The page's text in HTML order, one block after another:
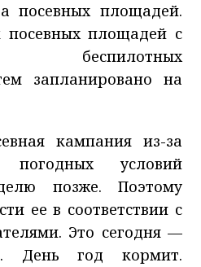
посевных площадей.
посевных площадей с
беспилотных
запланировано на
кампания из-за
погодных условий
позже. Поэтому
ее в соответствии с
Это сегодня —
День год кормит.